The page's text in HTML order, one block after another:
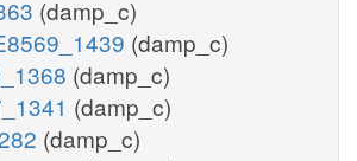
(damp_c)
(damp_c)
(damp_c)
(damp_c)
(damp_c)